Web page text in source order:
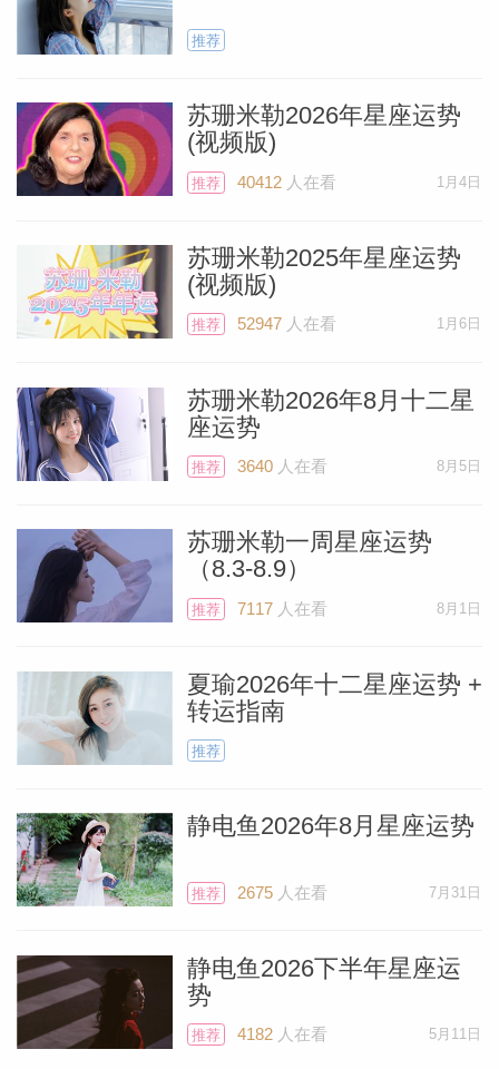
推荐
苏珊米勒2026年星座运势
(视频版)
推荐 40412人在看 1月4日
苏珊米勒2025年星座运势
(视频版)
推荐 52947人在看 1月6日
苏珊米勒2026年8月十二星
座运势
推荐 3640人在看 8月5日
苏珊米勒一周星座运势
（8.3-8.9）
推荐 7117人在看 8月1日
夏瑜2026年十二星座运势 +
转运指南
推荐
静电鱼2026年8月星座运势
推荐 2675人在看 7月31日
静电鱼2026下半年星座运
势
推荐 4182人在看 5月11日